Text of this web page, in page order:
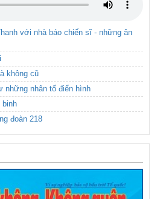
với nhà báo chiến sĩ - những ân
không cũ
những nhân tố điển hình
đoàn 218